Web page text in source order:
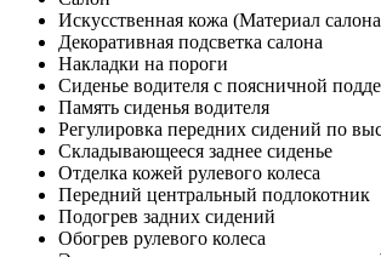
Искусственная кожа (Материал
Декоративная подсветка салона
Накладки на пороги
Сиденье водителя с поясничной
Память сиденья водителя
Регулировка передних сидений по
Складывающееся заднее сиденье
Отделка кожей рулевого колеса
Передний центральный подлокотник
Подогрев задних сидений
Обогрев рулевого колеса